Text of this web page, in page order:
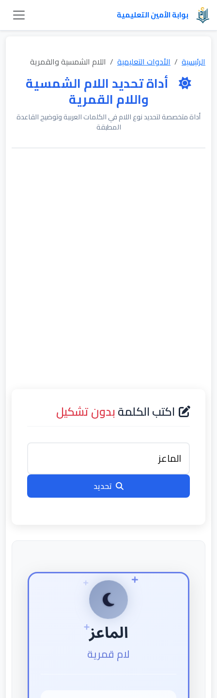
بوابة الأمين التعليمية
الرئيسية الأدوات التعليمية اللام الشمسية والقمرية
أداة تحديد اللام الشمسية
واللام القمرية
أداة متخصصة لتحديد نوع اللام في الكلمات العربية وتوضيح القاعدة
المطبقة
اكتب الكلمةبدون تشكيل
تحديد
الماعز
لام قمرية